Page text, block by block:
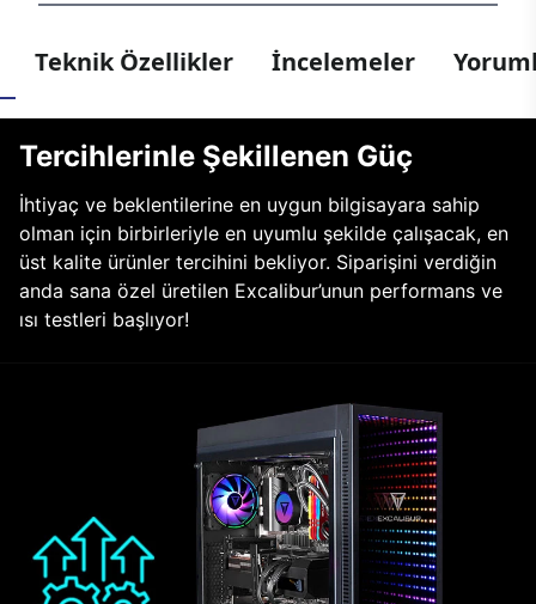
Teknik Özellikler İncelemeler
Tercihlerinle Şekillenen Güç
İhtiyaç ve beklentilerine en uygun bilgisayara sahip
olman için birbirleriyle en uyumlu şekilde çalışacak, en
üst kalite ürünler tercihini bekliyor. Siparişini verdiğin
anda sana özel üretilen Excalibur’unun performans ve
ısı testleri başlıyor!